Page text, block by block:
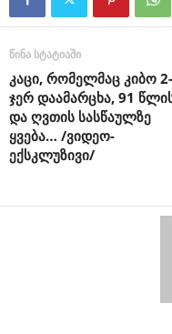
წინა სტატიაში
კაცი, რომელმაც კიბო 2-
ჯერ დაამარცხა, 91
და ღვთის სასწაულზე
ყვება… /ვიდეო-
ექსკლუზივი/